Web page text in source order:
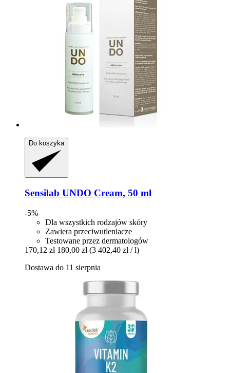
Do koszyka
Sensilab UNDO Cream, 50 ml
-5%
Dla wszystkich rodzajów skóry
Zawiera przeciwutleniacze
Testowane przez dermatologów
170,12 zł 180,00 zł (3 402,40 zł / l)
Dostawa do 11 sierpnia